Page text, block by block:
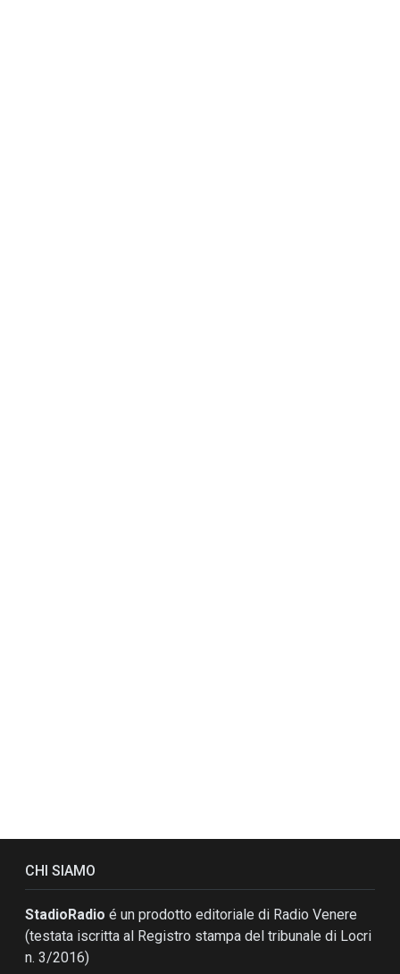
CHI SIAMO
StadioRadio é un prodotto editoriale di Radio Venere
(testata iscritta al Registro stampa del tribunale di Locri
n. 3/2016)